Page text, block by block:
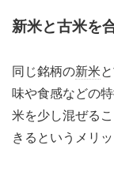
新米と古米を
同じ銘柄の新米
味や食感などの
米を少し混ぜる
きるというメリ